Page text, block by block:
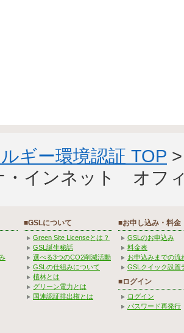
ギー環境認証 TOP
・インネット オフ
■GSLについて
Green Site Licenseとは？
GSL誕生秘話
選べる3つのCO2削減活動
GSLの仕組みについて
植林とは
グリーン電力とは
国連認証排出権とは
■お申し込み・料金
GSLのお申込み
料金表
お申込みまでの流
GSLクイック設置
■ログイン
ログイン
パスワード再発行